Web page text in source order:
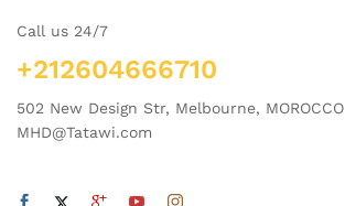
Call us 24/7
+212604666710
502 New Design Str, Melbourne, MOROCCO
MHD@Tatawi.com